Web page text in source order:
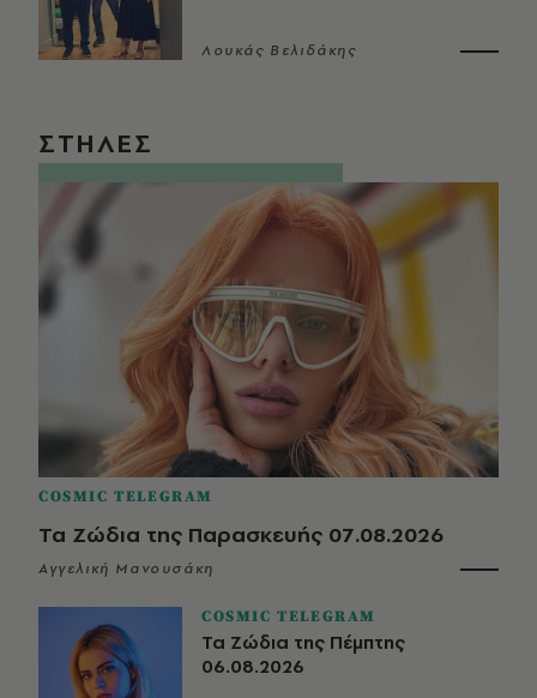
Λουκάς Βελιδάκης
ΣΤΗΛΕΣ
COSMIC TELEGRAM
Τα Ζώδια της Παρασκευής 07.08.2026
Αγγελική Μανουσάκη
COSMIC TELEGRAM
Τα Ζώδια της Πέμπτης
06.08.2026